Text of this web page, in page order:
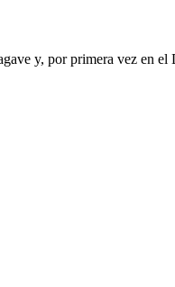
y, por primera vez en